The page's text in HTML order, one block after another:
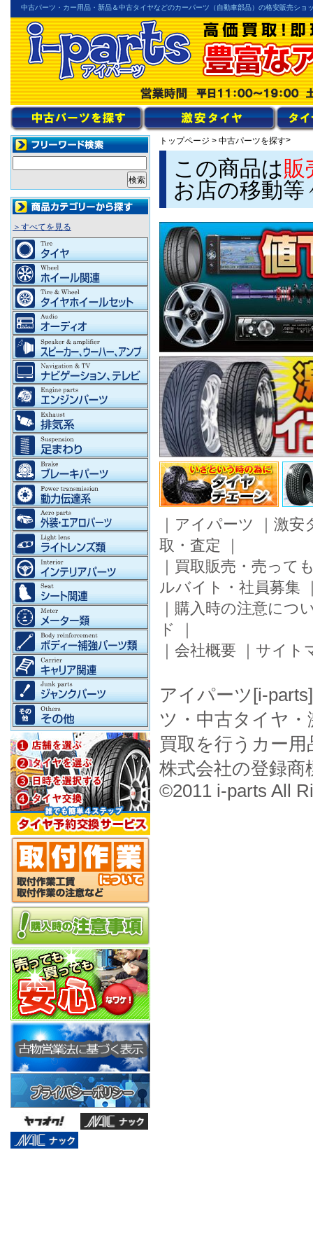
中古パーツ・カー用品・新品＆中古タイヤなどのカーパーツ（自動車部品）の格安販売ショ
トップページ > 中古パーツを探す>
この商品は販
お店の移動
｜ アイパーツ ｜ 激安
取・査定 ｜
｜ 買取販売・売って
ルバイト・社員募集
｜ 購入時の注意につ
ド
｜
｜ 会社概要 ｜ サイト
アイパーツ[i-
ツ・中古タイヤ
買取を行うカー
株式会社の登録商
©2011 i-parts All
＞すべてを見る